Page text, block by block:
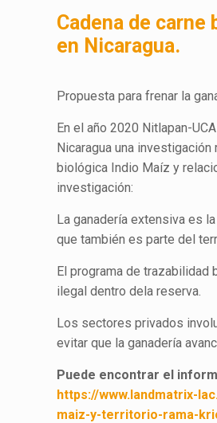
Cadena de
en Nicaragua.
Propuesta para frenar la
En el año 2020 Nitlapan-
Nicaragua una
biológica Indio Maíz y
investigación:
La ganadería extensiva es
que también es parte del
El programa de trazabilidad
ilegal dentro dela reserva.
Los sectores privados
evitar que la ganadería
Puede encontrar el
https://www.landmatrix-
maiz-y-territorio-rama-